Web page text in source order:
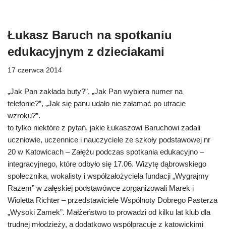
Łukasz Baruch na spotkaniu
edukacyjnym z dzieciakami
17 czerwca 2014
„Jak Pan zakłada buty?”, „Jak Pan wybiera numer na
telefonie?”, „Jak się panu udało nie załamać po utracie
wzroku?”.
to tylko niektóre z pytań, jakie Łukaszowi Baruchowi zadali
uczniowie, uczennice i nauczyciele ze szkoły podstawowej nr
20 w Katowicach – Załężu podczas spotkania edukacyjno –
integracyjnego, które odbyło się 17.06. Wizytę dąbrowskiego
społecznika, wokalisty i współzałożyciela fundacji „Wygrajmy
Razem” w załęskiej podstawówce zorganizowali Marek i
Wioletta Richter – przedstawiciele Wspólnoty Dobrego Pasterza
„Wysoki Zamek”. Małżeństwo to prowadzi od kilku lat klub dla
trudnej młodzieży, a dodatkowo współpracuje z katowickimi